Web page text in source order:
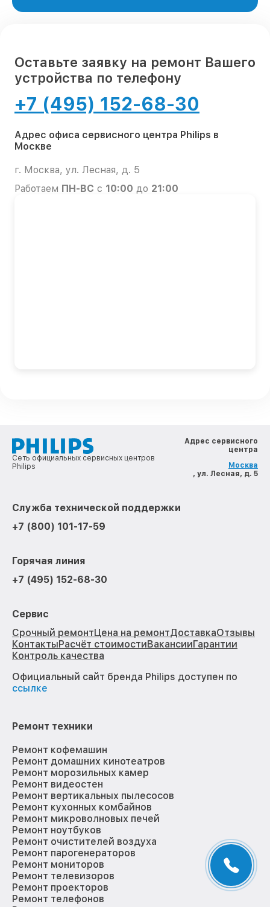
Оставьте заявку на ремонт Вашего
устройства по телефону
+7 (495) 152-68-30
Адрес офиса сервисного центра Philips в
Москве
г. Москва, ул. Лесная, д. 5
Работаем ПН-ВС с 10:00 до 21:00
Сеть официальных сервисных центров
Philips
Адрес сервисного
центра
Москва
, ул. Лесная, д. 5
Служба технической поддержки
+7 (800) 101-17-59
Горячая линия
+7 (495) 152-68-30
Сервис
Срочный ремонтЦена на ремонтДоставкаОтзывы
КонтактыРасчёт стоимостиВакансииГарантии
Контроль качества
Официальный сайт бренда Philips доступен по
ссылке
Ремонт техники
Ремонт кофемашин
Ремонт домашних кинотеатров
Ремонт морозильных камер
Ремонт видеостен
Ремонт вертикальных пылесосов
Ремонт кухонных комбайнов
Ремонт микроволновых печей
Ремонт ноутбуков
Ремонт очистителей воздуха
Ремонт парогенераторов
Ремонт мониторов
Ремонт телевизоров
Ремонт проекторов
Ремонт телефонов